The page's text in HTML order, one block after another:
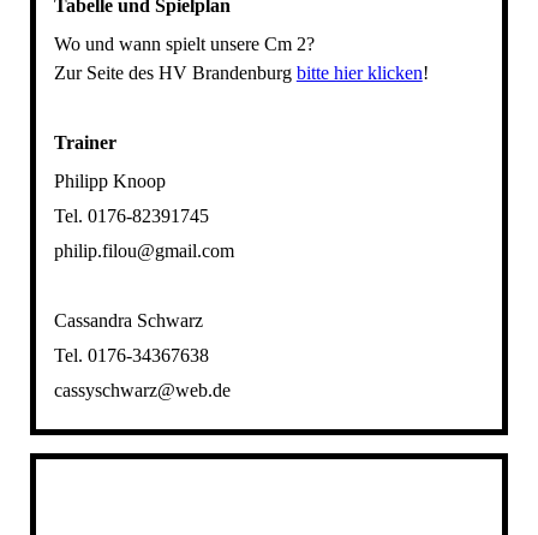
Tabelle und Spielplan
Wo und wann spielt unsere Cm 2?
Zur Seite des HV Brandenburg bitte hier klicken!
Trainer
Philipp Knoop
Tel. 0176-82391745
philip.filou@gmail.com
Cassandra Schwarz
Tel. 0176-34367638
cassyschwarz@web.de